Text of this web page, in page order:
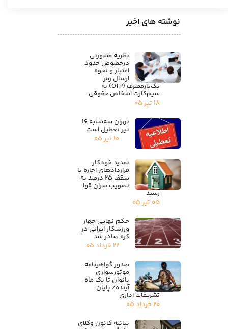
نوشته های اخیر
نظریه مشورتی
درخصوص حدود
اعتبار و نحوه
ارسال رمز
یک‌بارمصرف (OTP) به
سیم‌کارت اشخاص حقوقی
۱۸ تیر ۰۵
تهران سه‌شنبه ۱۶
تیر تعطیل است
۱۰ تیر ۰۵
تمدید خودکار
قراردادهای اجاره با
سقف ۲۵ درصد به
تصویب سران قوا
رسید
۰۵ تیر ۰۵
حکم نهایی چهار
ورزشکار ایرانی در
کره صادر شد
۲۲ خرداد ۰۵
صدور گواهینامه
موتورسواری
بانوان تا یک ماه
آینده/ پایان
تشریفات اداری
۲۰ خرداد ۰۵
بیانیه کانون وکلای